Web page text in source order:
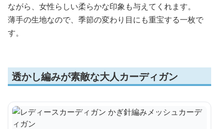
ながら、女性らしい柔らかな印象も与えてくれます。
薄手の生地なので、季節の変わり目にも重宝する一枚で
す。
透かし編みが素敵な大人カーディガン